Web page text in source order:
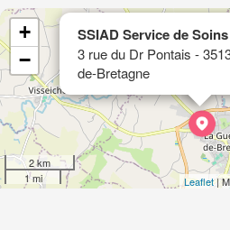
SSIAD Service de
3 rue du Dr Pontais -
de-Bretagne
+
−
2 km
1 mi
Leaflet|